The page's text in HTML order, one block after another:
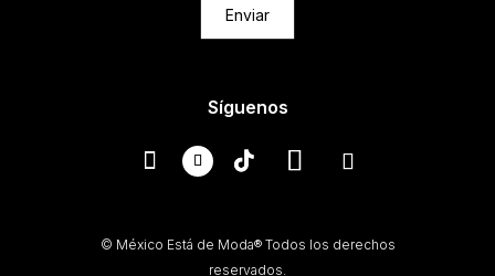
Enviar
Síguenos
© México Está de Moda® Todos los derechos
reservados.